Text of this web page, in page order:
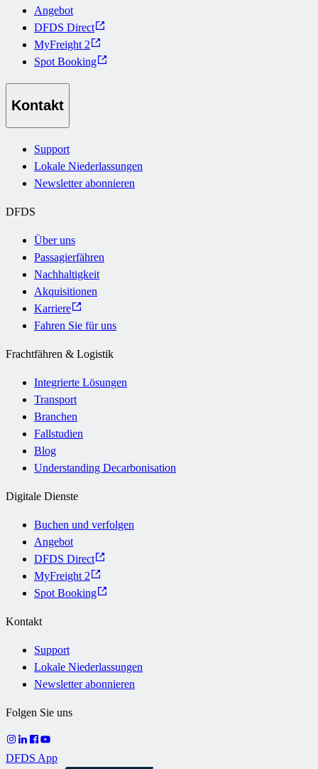
Angebot
DFDS Direct
MyFreight 2
Spot Booking
Kontakt
Support
Lokale Niederlassungen
Newsletter abonnieren
DFDS
Über uns
Passagierfähren
Nachhaltigkeit
Akquisitionen
Karriere
Fahren Sie für uns
Frachtfähren & Logistik
Integrierte Lösungen
Transport
Branchen
Fallstudien
Blog
Understanding Decarbonisation
Digitale Dienste
Buchen und verfolgen
Angebot
DFDS Direct
MyFreight 2
Spot Booking
Kontakt
Support
Lokale Niederlassungen
Newsletter abonnieren
Folgen Sie uns
DFDS App